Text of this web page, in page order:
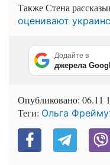
Также Стена
оценивают
Додайте в
джерела
Опубликовано: 06.11
Теги: Ольга